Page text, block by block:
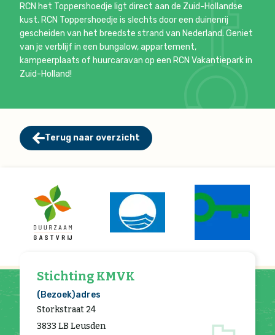
RCN het Toppershoedje ligt direct aan de Zuid-Hollandse
kust. RCN Toppershoedje is slechts door een duinenrij
gescheiden van het breedste strand van Nederland. Geniet
van je verblijf in een bungalow, appartement,
kampeerplaats of huurcaravan op een RCN Vakantiepark in
Zuid-Holland!
Terug naar overzicht
Stichting KMVK
(Bezoek)adres
Storkstraat 24
3833 LB Leusden